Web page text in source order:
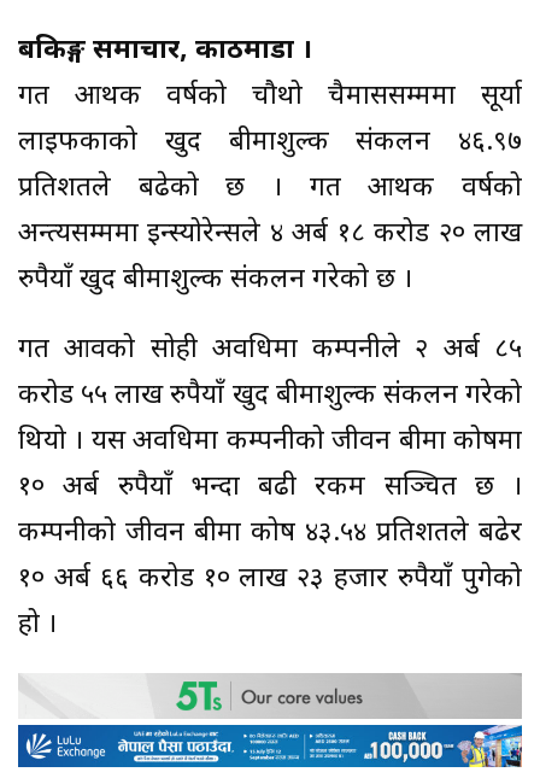
बैंकिङ्ग समाचार, काठमाडौं ।
गत आर्थिक वर्षको चौथो चैमाससम्ममा सूर्या
लाइफकाको खुद बीमाशुल्क संकलन ४६.९७
प्रतिशतले बढेको छ । गत आर्थिक वर्षको
अन्त्यसम्ममा इन्स्योरेन्सले ४ अर्ब १८ करोड २० लाख
रुपैयाँ खुद बीमाशुल्क संकलन गरेको छ ।
गत आवको सोही अवधिमा कम्पनीले २ अर्ब ८५
करोड ५५ लाख रुपैयाँ खुद बीमाशुल्क संकलन गरेको
थियो । यस अवधिमा कम्पनीको जीवन बीमा कोषमा
१० अर्ब रुपैयाँ भन्दा बढी रकम सञ्चित छ ।
कम्पनीको जीवन बीमा कोष ४३.५४ प्रतिशतले बढेर
१० अर्ब ६६ करोड १० लाख २३ हजार रुपैयाँ पुगेको
हो ।